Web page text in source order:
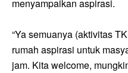
menyampaikan aspirasi.
“Ya semuanya (aktivitas
rumah aspirasi untuk
jam. Kita welcome,